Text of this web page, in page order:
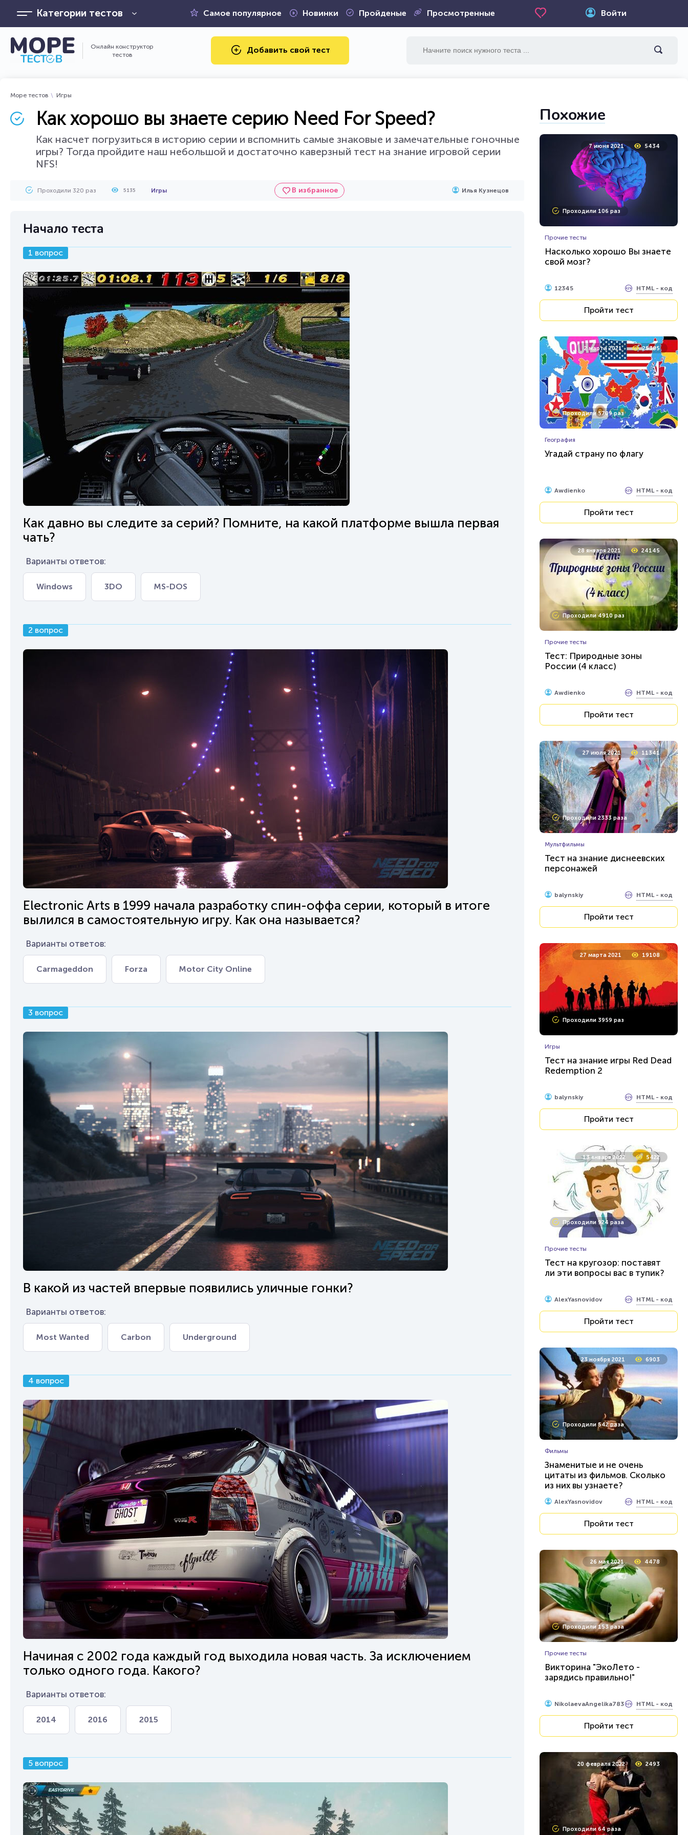
Категории тестов Самое популярное Новинки Пройденые Просмотренные Войти
Онлайн конструктор
тестов
Добавить свой тест
Море тестов Игры
Как хорошо вы знаете серию Need For Speed?
Как насчет погрузиться в историю серии и вспомнить самые знаковые и замечательные гоночные
игры? Тогда пройдите наш небольшой и достаточно каверзный тест на знание игровой серии
NFS!
Проходили 320 раз 5135 Игры В избранное Илья Кузнецов
Начало теста
1 вопрос
Как давно вы следите за серий? Помните, на какой платформе вышла первая
чать?
Варианты ответов:
Windows 3DO MS-DOS
2 вопрос
Electronic Arts в 1999 начала разработку спин-оффа серии, который в итоге
вылился в самостоятельную игру. Как она называется?
Варианты ответов:
Carmageddon Forza Motor City Online
3 вопрос
В какой из частей впервые появились уличные гонки?
Варианты ответов:
Most Wanted Carbon Underground
4 вопрос
Начиная с 2002 года каждый год выходила новая часть. За исключением
только одного года. Какого?
Варианты ответов:
2014 2016 2015
5 вопрос
Похожие
7 июня 2021 5434
Проходили 106 раз
Прочие тесты
Насколько хорошо Вы знаете
свой мозг?
12345 HTML - код
Пройти тест
2 марта 2021 25385
Проходили 5709 раз
География
Угадай страну по флагу
Awdienko HTML - код
Пройти тест
28 января 2021 24145
Проходили 4910 раз
Прочие тесты
Тест: Природные зоны
России (4 класс)
Awdienko HTML - код
Пройти тест
27 июля 2021 11341
Проходили 2333 раза
Мультфильмы
Тест на знание диснеевских
персонажей
balynskiy HTML - код
Пройти тест
27 марта 2021 19108
Проходили 3959 раз
Игры
Тест на знание игры Red Dead
Redemption 2
balynskiy HTML - код
Пройти тест
13 января 2022 5422
Проходили 924 раза
Прочие тесты
Тест на кругозор: поставят
ли эти вопросы вас в тупик?
AlexYasnovidov HTML - код
Пройти тест
23 ноября 2021 6903
Проходили 542 раза
Фильмы
Знаменитые и не очень
цитаты из фильмов. Сколько
из них вы узнаете?
AlexYasnovidov HTML - код
Пройти тест
26 мая 2021 4478
Проходили 153 раза
Прочие тесты
Викторина "ЭкоЛето -
зарядись правильно!"
NikolaevaAngelika783 HTML - код
Пройти тест
20 февраля 2022 2493
Проходили 64 раза